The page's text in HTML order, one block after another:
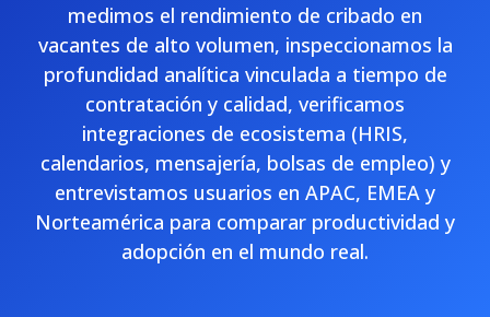
medimos el rendimiento de cribado en
vacantes de alto volumen, inspeccionamos la
profundidad analítica vinculada a tiempo de
contratación y calidad, verificamos
integraciones de ecosistema (HRIS,
calendarios, mensajería, bolsas de empleo) y
entrevistamos usuarios en APAC, EMEA y
Norteamérica para comparar productividad y
adopción en el mundo real.